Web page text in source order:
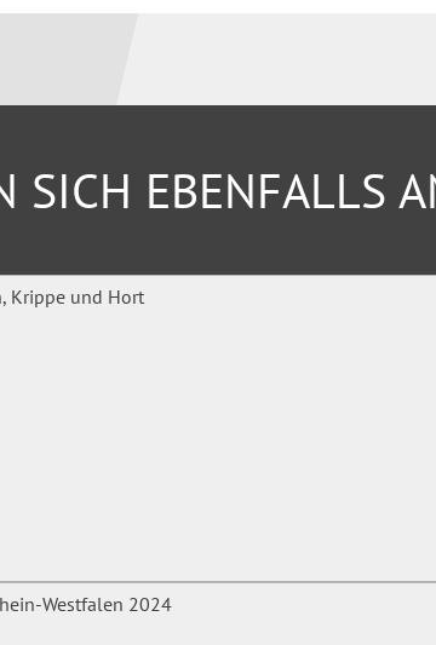
SICH EBENFALLS